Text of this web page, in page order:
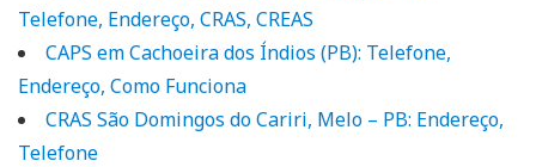
Telefone, Endereço, CRAS, CREAS
CAPS em Cachoeira dos Índios (PB): Telefone,
Endereço, Como Funciona
CRAS São Domingos do Cariri, Melo – PB: Endereço,
Telefone